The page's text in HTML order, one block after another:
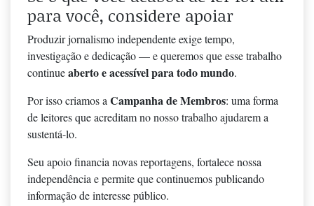
para você, considere apoiar
Produzir jornalismo independente exige tempo,
investigação e dedicação — e queremos que esse trabalho
continueaberto e acessível para todo mundo.
Por isso criamos aCampanha de Membros: uma forma
de leitores que acreditam no nosso trabalho ajudarem a
sustentá-lo.
Seu apoio financia novas reportagens, fortalece nossa
independência e permite que continuemos publicando
informação de interesse público.